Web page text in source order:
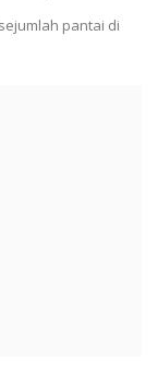
pantai di